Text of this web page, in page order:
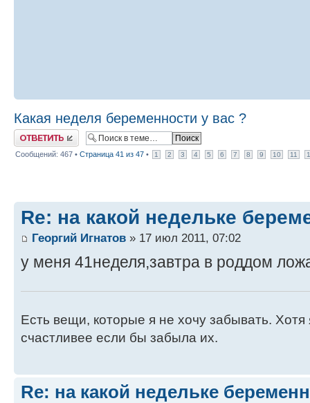
Какая неделя беременности у вас ?
Ответить
Сообщений: 467 • Страница 41 из 47 • 1 2 3 4 5 6 7 8 9 10 11
Re: на какой недельке
Георгий Игнатов » 17 июл 2011, 07:02
у меня 41неделя,завтра в роддом
Есть вещи, которые я не хочу забывать.
счастливее если бы забыла их.
Re: на какой недельке